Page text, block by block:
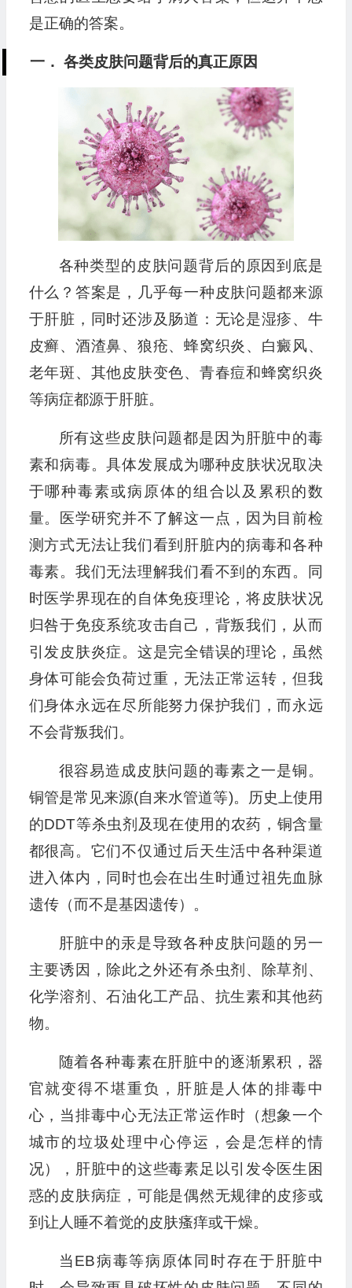
是正确的答案。
一． 各类皮肤问题背后的真正原因
各种类型的皮肤问题背后的原因到底是
什么？答案是，几乎每一种皮肤问题都来源
于肝脏，同时还涉及肠道：无论是湿疹、牛
皮癣、酒渣鼻、狼疮、蜂窝织炎、白癜风、
老年斑、其他皮肤变色、青春痘和蜂窝织炎
等病症都源于肝脏。
所有这些皮肤问题都是因为肝脏中的毒
素和病毒。具体发展成为哪种皮肤状况取决
于哪种毒素或病原体的组合以及累积的数
量。医学研究并不了解这一点，因为目前检
测方式无法让我们看到肝脏内的病毒和各种
毒素。我们无法理解我们看不到的东西。同
时医学界现在的自体免疫理论，将皮肤状况
归咎于免疫系统攻击自己，背叛我们，从而
引发皮肤炎症。这是完全错误的理论，虽然
身体可能会负荷过重，无法正常运转，但我
们身体永远在尽所能努力保护我们，而永远
不会背叛我们。
很容易造成皮肤问题的毒素之一是铜。
铜管是常见来源(自来水管道等)。历史上使用
的DDT等杀虫剂及现在使用的农药，铜含量
都很高。它们不仅通过后天生活中各种渠道
进入体内，同时也会在出生时通过祖先血脉
遗传（而不是基因遗传）。
肝脏中的汞是导致各种皮肤问题的另一
主要诱因，除此之外还有杀虫剂、除草剂、
化学溶剂、石油化工产品、抗生素和其他药
物。
随着各种毒素在肝脏中的逐渐累积，器
官就变得不堪重负，肝脏是人体的排毒中
心，当排毒中心无法正常运作时（想象一个
城市的垃圾处理中心停运，会是怎样的情
况），肝脏中的这些毒素足以引发令医生困
惑的皮肤病症，可能是偶然无规律的皮疹或
到让人睡不着觉的皮肤瘙痒或干燥。
当EB病毒等病原体同时存在于肝脏中